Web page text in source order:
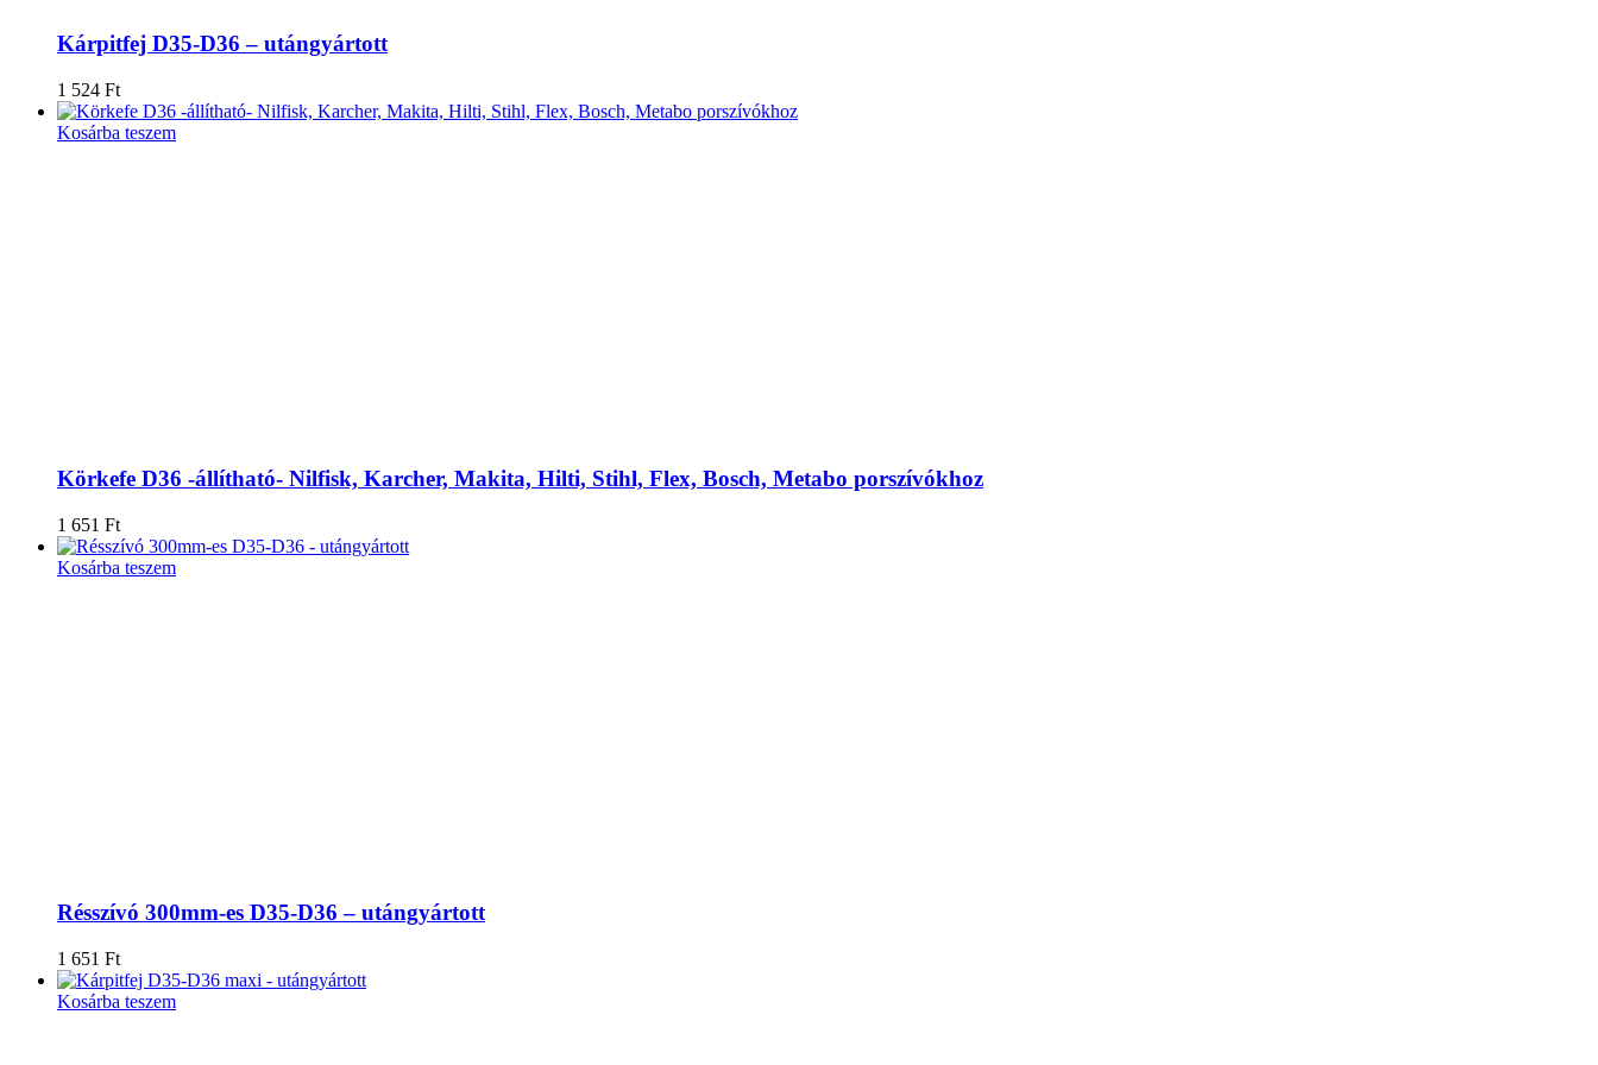
Kárpitfej D35-D36 – utángyártott
1 524 Ft
Kosárba teszem
Körkefe D36 -állítható- Nilfisk, Karcher, Makita, Hilti, Stihl, Flex, Bosch, Metabo porszívókhoz
1 651 Ft
Kosárba teszem
Résszívó 300mm-es D35-D36 – utángyártott
1 651 Ft
Kosárba teszem